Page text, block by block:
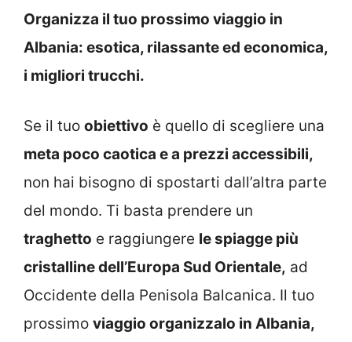
Organizza il tuo prossimo viaggio in
Albania: esotica, rilassante ed economica,
i migliori trucchi.
Se il tuo obiettivo è quello di scegliere una
meta poco caotica e a prezzi accessibili,
non hai bisogno di spostarti dall’altra parte
del mondo. Ti basta prendere un
traghetto e raggiungere le spiagge più
cristalline dell’Europa Sud Orientale, ad
Occidente della Penisola Balcanica. Il tuo
prossimo viaggio organizzalo in Albania,